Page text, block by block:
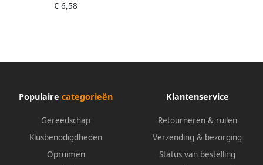
€ 6,58
Populaire categorieën
Gereedschap
Klusbenodigdheden
Opruimen
Klantenservice
Retourneren & ruilen
Verzending & bezorging
Status van bestelling